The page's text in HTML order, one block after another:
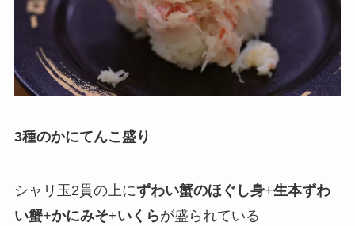
3種のかにてんこ盛り
シャリ玉2貫の上にずわい蟹のほぐし身+生本ずわ
い蟹+かにみそ+いくらが盛られている